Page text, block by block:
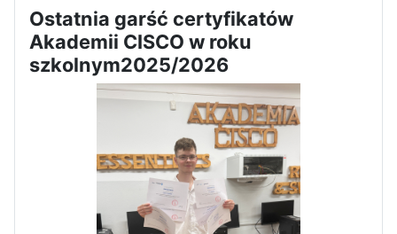
Apel z okazji 235-tej rocznicy
uchwalenia Konstytucji 3 Maja
Dni Otwarte w „Staszicu” za
Ostatnia garść certyfikatów
Akademii CISCO w roku
szkolnym2025/2026